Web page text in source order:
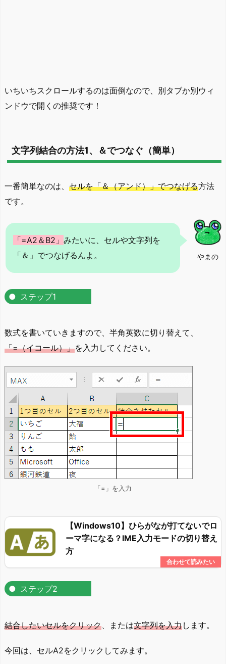
いちいちスクロールするのは面倒なので、別タブか別ウィ
ンドウで開くの推奨です！
文字列結合の方法1、＆でつなぐ（簡単）
一番簡単なのは、 セルを「＆（アンド）」でつなげる方法
です。
やまの
「=A2＆B2」 みたいに、セルや文字列を
「＆」でつなげるんよ。
ステップ1
数式を書いていきますので、半角英数に切り替えて、
「=（イコール）」を入力してください。
「=」を入力
【Windows10】ひらがなが打てないでロ
ーマ字になる？IME入力モードの切り替え
方
ステップ2
結合したいセルをクリック 、または文字列を入力します。
今回は、セルA2をクリックしてみます。